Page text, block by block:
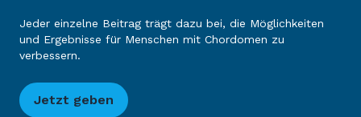
Jeder einzelne Beitrag trägt dazu bei, die Möglichkeiten
und Ergebnisse für Menschen mit Chordomen zu
verbessern.
Jetzt geben